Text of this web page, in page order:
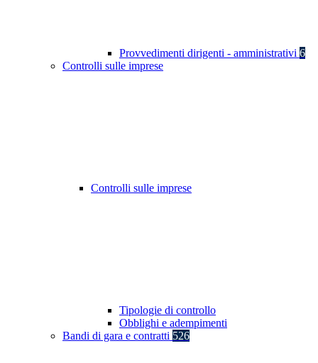
Provvedimenti dirigenti - amministrativi 6
Controlli sulle imprese
Controlli sulle imprese
Tipologie di controllo
Obblighi e adempimenti
Bandi di gara e contratti 526